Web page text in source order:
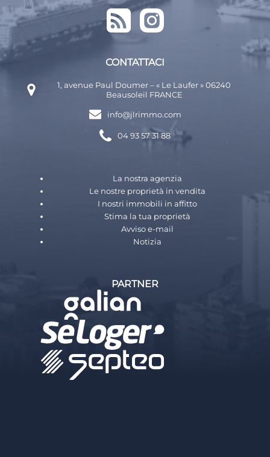
CONTATTACI
1, avenue Paul Doumer – « Le Laufer » 06240
Beausoleil FRANCE
info@jlrimmo.com
04 93 57 31 88
La nostra agenzia
Le nostre proprietà in vendita
I nostri immobili in affitto
Stima la tua proprietà
Avviso e-mail
Notizia
PARTNER